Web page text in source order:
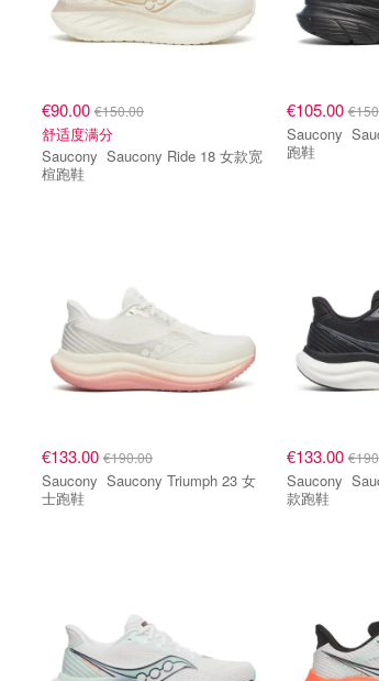
€90.00 €150.00
舒适度满分
Saucony Saucony Ride 18 女款宽
楦跑鞋
€105.00
Saucony Saucony Guide 18 男士
跑鞋
€133.00 €190.00
Saucony Saucony Triumph 23 女
士跑鞋
€133.00
Saucony Saucony Triumph 23 女
款跑鞋